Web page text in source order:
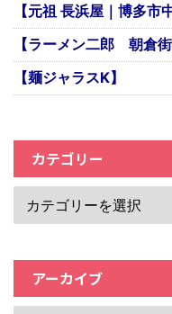
【元祖 長浜屋｜博多市
【ラーメン二郎 朝倉街
【麺ジャラスK】
カテゴリー
アーカイブ